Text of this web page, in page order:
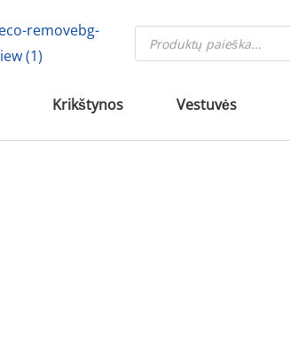
Products
search
Krikštynos Vestuvės